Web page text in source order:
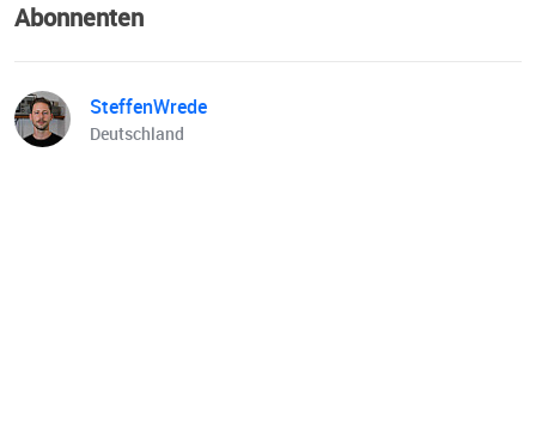
Abonnenten
SteffenWrede
Deutschland